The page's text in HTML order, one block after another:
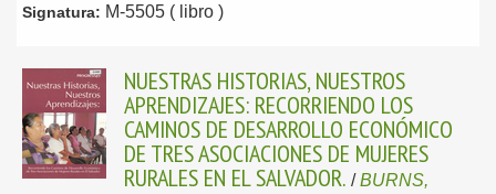
Signatura: M-5505 ( libro )
NUESTRAS HISTORIAS, NUESTROS
APRENDIZAJES: RECORRIENDO LOS
CAMINOS DE DESARROLLO ECONÓMICO
DE TRES ASOCIACIONES DE MUJERES
RURALES EN EL SALVADOR. /BURNS,